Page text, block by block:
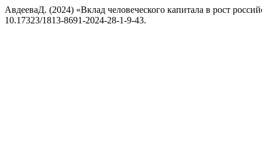
АвдееваД. (2024) «Вклад человеческого капитала в рост
10.17323/1813-8691-2024-28-1-9-43.